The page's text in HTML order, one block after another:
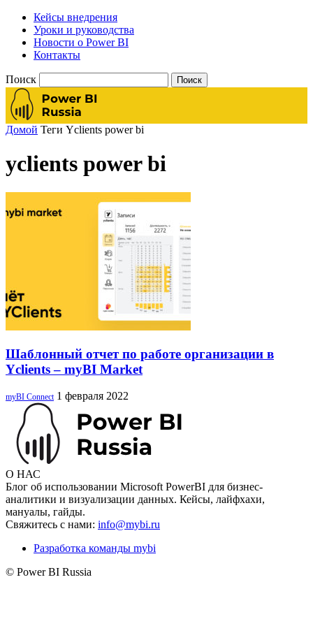
Кейсы внедрения
Уроки и руководства
Новости о Power BI
Контакты
Поиск
Домой Теги Yclients power bi
yclients power bi
Шаблонный отчет по работе организации в
Yclients – myBI Market
myBI Connect 1 февраля 2022
О НАС
Блог об использовании Microsoft PowerBI для бизнес-
аналитики и визуализации данных. Кейсы, лайфхахи,
мануалы, гайды.
Свяжитесь с нами: info@mybi.ru
Разработка команды mybi
© Power BI Russia